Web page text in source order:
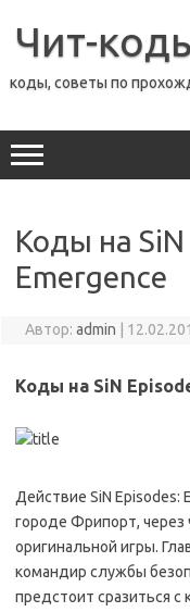
содержимому
Чит-
коды, советы по
Коды на SiN
Emergence
Автор: admin
Коды на SiN
Действие SiN Episodes:
городе Фрипорт, через
оригинальной игры.
командир службы
предстоит сразиться с